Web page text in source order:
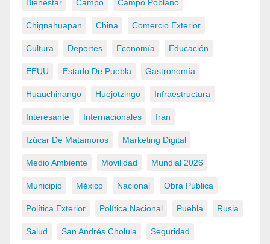
Bienestar Campo Campo Poblano
Chignahuapan China Comercio Exterior
Cultura Deportes Economía Educación
EEUU Estado De Puebla Gastronomía
Huauchinango Huejotzingo Infraestructura
Interesante Internacionales Irán
Izúcar De Matamoros Marketing Digital
Medio Ambiente Movilidad Mundial 2026
Municipio México Nacional Obra Pública
Política Exterior Política Nacional Puebla Rusia
Salud San Andrés Cholula Seguridad